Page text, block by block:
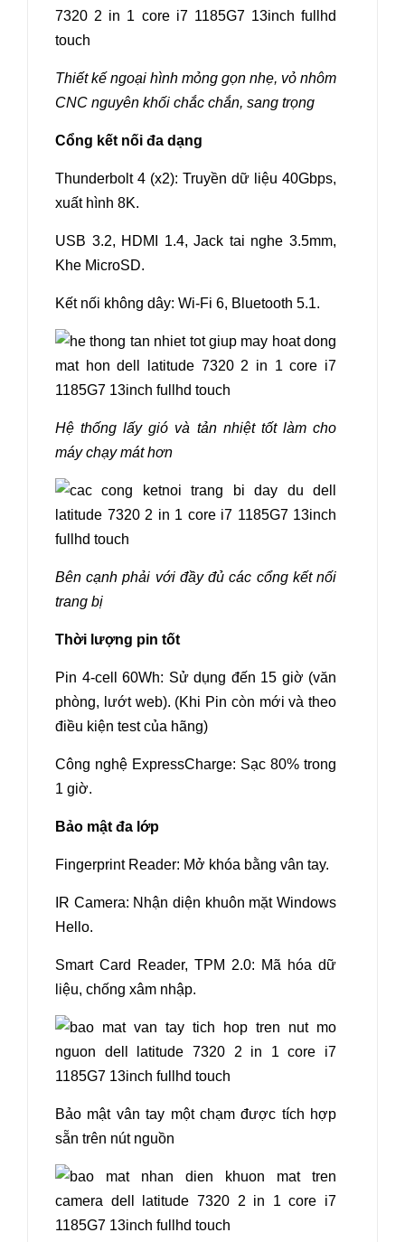
Thiết kế ngoại hình mỏng gọn nhẹ, vỏ nhôm
CNC nguyên khối chắc chắn, sang trọng
Cổng kết nối đa dạng
Thunderbolt 4 (x2): Truyền dữ liệu 40Gbps,
xuất hình 8K.
USB 3.2, HDMI 1.4, Jack tai nghe 3.5mm,
Khe MicroSD.
Kết nối không dây: Wi-Fi 6, Bluetooth 5.1.
Hệ thống lấy gió và tản nhiệt tốt làm cho
máy chạy mát hơn
Bên cạnh phải với đầy đủ các cổng kết nối
trang bị
Thời lượng pin tốt
Pin 4-cell 60Wh: Sử dụng đến 15 giờ (văn
phòng, lướt web). (Khi Pin còn mới và theo
điều kiện test của hãng)
Công nghệ ExpressCharge: Sạc 80% trong
1 giờ.
Bảo mật đa lớp
Fingerprint Reader: Mở khóa bằng vân tay.
IR Camera: Nhận diện khuôn mặt Windows
Hello.
Smart Card Reader, TPM 2.0: Mã hóa dữ
liệu, chống xâm nhập.
Bảo mật vân tay một chạm được tích hợp
sẵn trên nút nguồn